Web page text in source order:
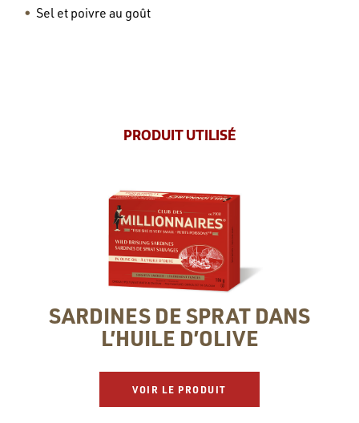
Sel et poivre au goût
PRODUIT UTILISÉ
SARDINES DE SPRAT DANS
L’HUILE D’OLIVE
VOIR LE PRODUIT